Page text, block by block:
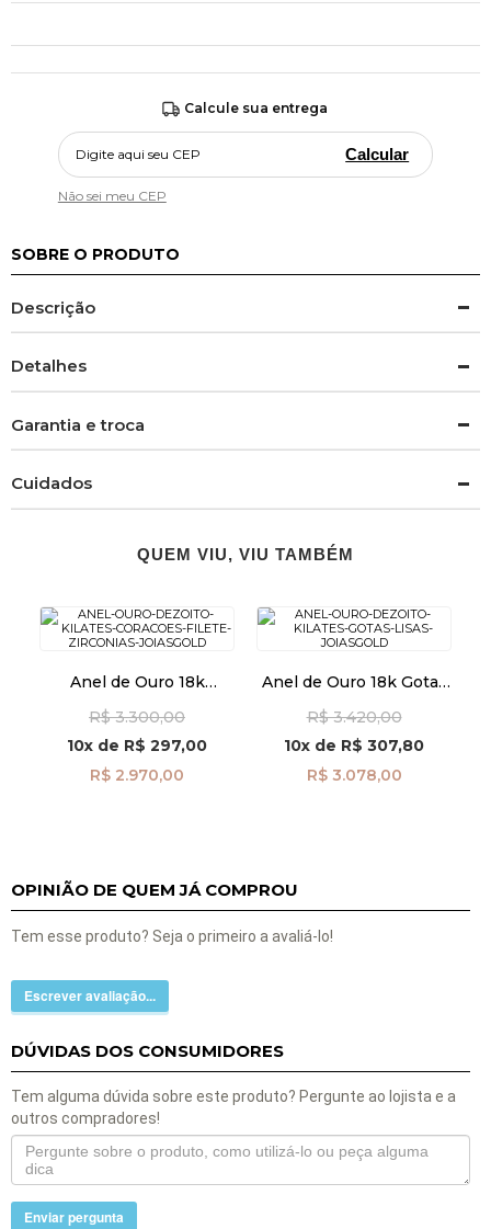
Calcule sua entrega
Calcular
Não sei meu CEP
SOBRE O PRODUTO
Descrição
Detalhes
Garantia e troca
Cuidados
QUEM VIU, VIU TAMBÉM
Anel de Ouro 18k
Zircônias an41964
R$ 3.300,00
10x de R$ 297,00
R$ 2.970,00
Anel de Ouro 18k Gotas
R$ 3.420,00
10x de R$ 307,80
R$ 3.078,00
OPINIÃO DE QUEM JÁ COMPROU
Tem esse produto? Seja o primeiro a avaliá-lo!
Escrever avaliação...
DÚVIDAS DOS CONSUMIDORES
Tem alguma dúvida sobre este produto? Pergunte ao lojista e a
outros compradores!
Enviar pergunta